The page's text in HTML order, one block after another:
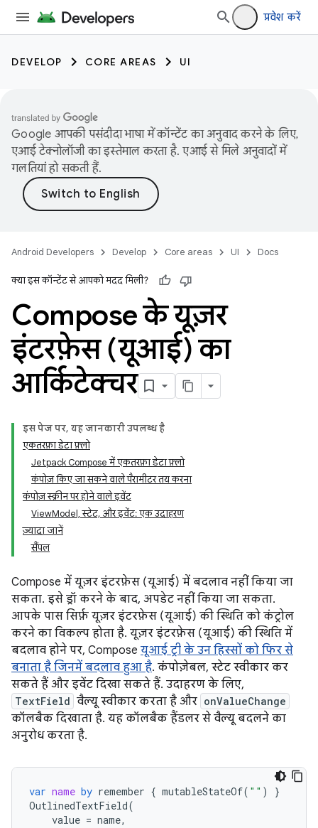
प्रवेश करें
DEVELOP CORE AREAS UI
Google आपकी पसंदीदा भाषा में कॉन्टेंट का अनुवाद करने के लिए,
एआई टेक्नोलॉजी का इस्तेमाल करता है. एआई से मिले अनुवादों में
गलतियां हो सकती हैं.
Android Developers Develop Core areas UI Docs
क्या इस कॉन्टेंट से आपको मदद मिली?
Compose के यूज़र
इंटरफ़ेस (यूआई) का
आर्किटेक्चर
इस पेज पर, यह जानकारी उपलब्ध है
एकतरफ़ा डेटा फ़्लो
Jetpack Compose में एकतरफ़ा डेटा फ़्लो
कंपोज़ किए जा सकने वाले पैरामीटर तय करना
कंपोज़ स्क्रीन पर होने वाले इवेंट
ViewModel, स्टेट, और इवेंट: एक उदाहरण
ज़्यादा जानें
सैंपल
Compose में यूज़र इंटरफ़ेस (यूआई) में बदलाव नहीं किया जा
सकता. इसे ड्रॉ करने के बाद, अपडेट नहीं किया जा सकता.
आपके पास सिर्फ़ यूज़र इंटरफ़ेस (यूआई) की स्थिति को कंट्रोल
करने का विकल्प होता है. यूज़र इंटरफ़ेस (यूआई) की स्थिति में
बदलाव होने पर, Compose यूआई ट्री के उन हिस्सों को फिर से
बनाता है जिनमें बदलाव हुआ है. कंपोज़ेबल, स्टेट स्वीकार कर
सकते हैं और इवेंट दिखा सकते हैं. उदाहरण के लिए,
TextField वैल्यू स्वीकार करता है और onValueChange
कॉलबैक दिखाता है. यह कॉलबैक हैंडलर से वैल्यू बदलने का
अनुरोध करता है.
var name by remember { mutableStateOf( "" )
}
OutlinedTextField(
value = name,